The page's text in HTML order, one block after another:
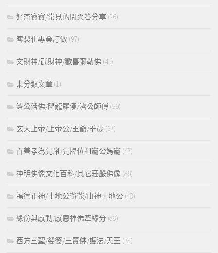
好奇寶寶/常見的問與答分享 (26)
客製化專業訂做 (97)
文財神/武財神/歡喜彌勒佛 (46)
未分類文章 (1)
濟公活佛/降龍羅漢/濟公師傅 (59)
玄天上帝/上帝公/王爺/千歲 (67)
百善孝為先/祖先牌位祖龕公媽龕 (47)
神明佛像文化百科/其它莊嚴佛像 (86)
福德正神/土地公爺爺/山神土地公 (43)
緣份與感動/感恩神佛牽緣分 (88)
西方三聖/娑婆/三寶佛/護法/天王 (73)